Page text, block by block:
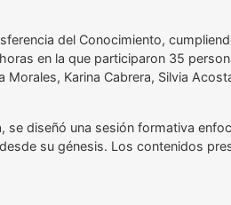
del Conocimiento,
en la que participaron 35
Karina Cabrera, Silvia
se diseñó una sesión formativa
su génesis. Los contenidos